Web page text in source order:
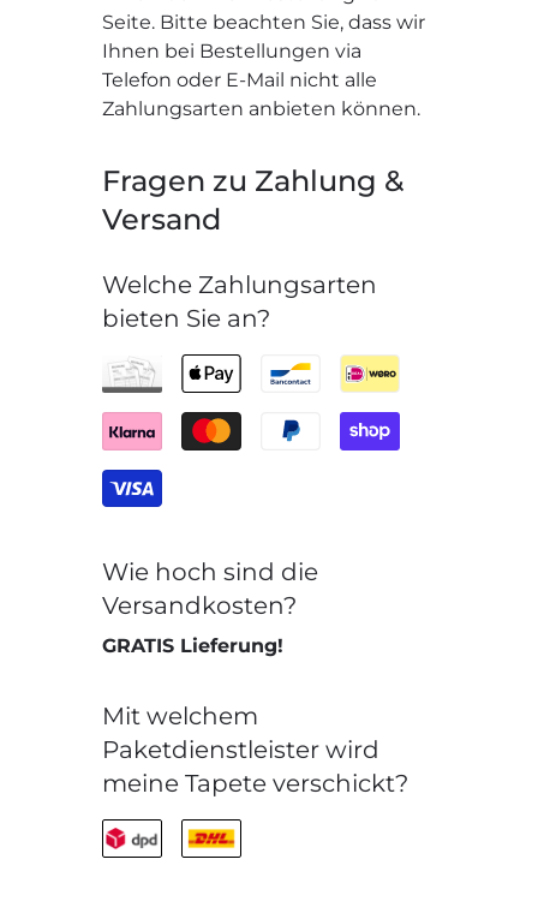
Seite. Bitte beachten Sie, dass wir
Ihnen bei Bestellungen via
Telefon oder E-Mail nicht alle
Zahlungsarten anbieten können.
Fragen zu Zahlung &
Versand
Welche Zahlungsarten
bieten Sie an?
Wie hoch sind die
Versandkosten?
GRATIS Lieferung!
Mit welchem
Paketdienstleister wird
meine Tapete verschickt?